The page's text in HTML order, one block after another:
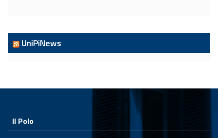
UniPiNews
Il Polo